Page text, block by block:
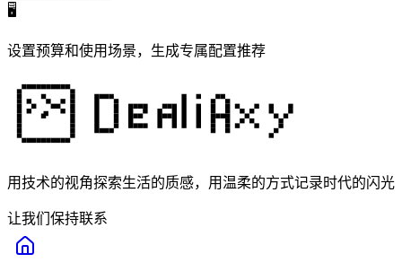
🖥️
设置预算和使用场景，生成专属配置推荐
用技术的视角探索生活的质感，用温柔的方式记录时代的闪光
让我们保持联系